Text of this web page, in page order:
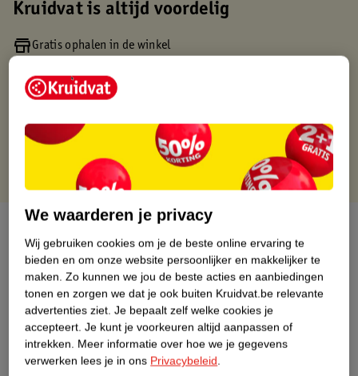
Kruidvat is altijd voordelig
Gratis ophalen in de winkel
Gratis thuisbezorgd vanaf 50.00
Gratis retourneren binnen 30 dagen
Gratis punten met je Kruidvat kaart
Over dit product
Productinformatie
Etiketinformatie
Nature Impact Score
We waarderen je privacy
Wij gebruiken cookies om je de beste online ervaring te
bieden en om onze website persoonlijker en makkelijker te
maken. Zo kunnen we jou de beste acties en aanbiedingen
tonen en zorgen we dat je ook buiten Kruidvat.be relevante
advertenties ziet. Je bepaalt zelf welke cookies je
accepteert. Je kunt je voorkeuren altijd aanpassen of
intrekken. Meer informatie over hoe we je gegevens
verwerken lees je in ons Privacybeleid.